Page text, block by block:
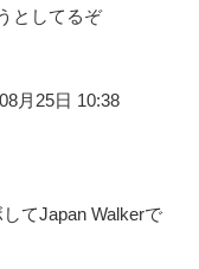
としてるぞ
月25日 10:38
てJapan Walkerで